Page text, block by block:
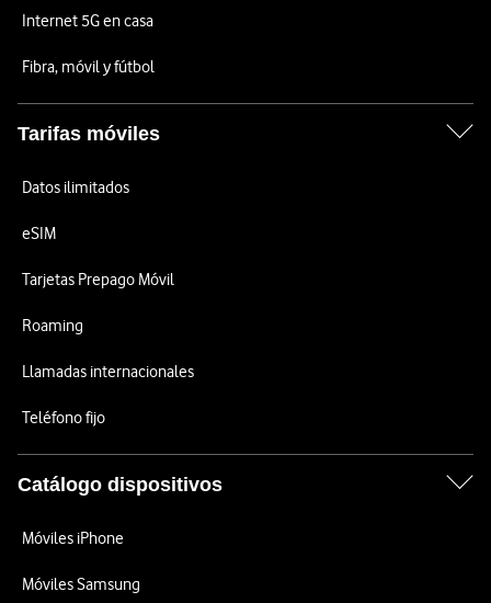
Internet 5G en casa
Fibra, móvil y fútbol
Tarifas móviles
Datos ilimitados
eSIM
Tarjetas Prepago Móvil
Roaming
Llamadas internacionales
Teléfono fijo
Catálogo dispositivos
Móviles iPhone
Móviles Samsung